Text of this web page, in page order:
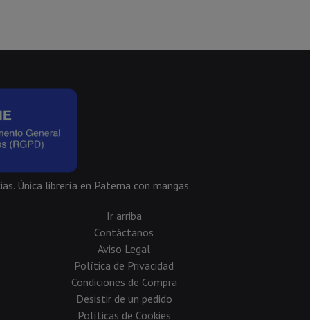
Única librería en Paterna con mangas.
Ir arriba
Contáctanos
Aviso Legal
Política de Privacidad
Condiciones de Compra
Desistir de un pedido
Políticas de Cookies